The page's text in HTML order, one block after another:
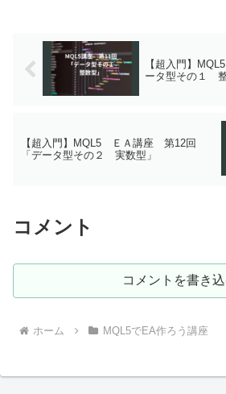
【超入門】
ータ型その１ 整
【超入門】MQL5 ＥＡ講座 第12回
「データ型その２ 実数型」
コメント
コメントを書き
ホーム MQL5でEA作ろう講座